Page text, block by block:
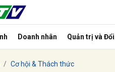
Doanh nhân Quản trị và
Cơ hội & Thách thức